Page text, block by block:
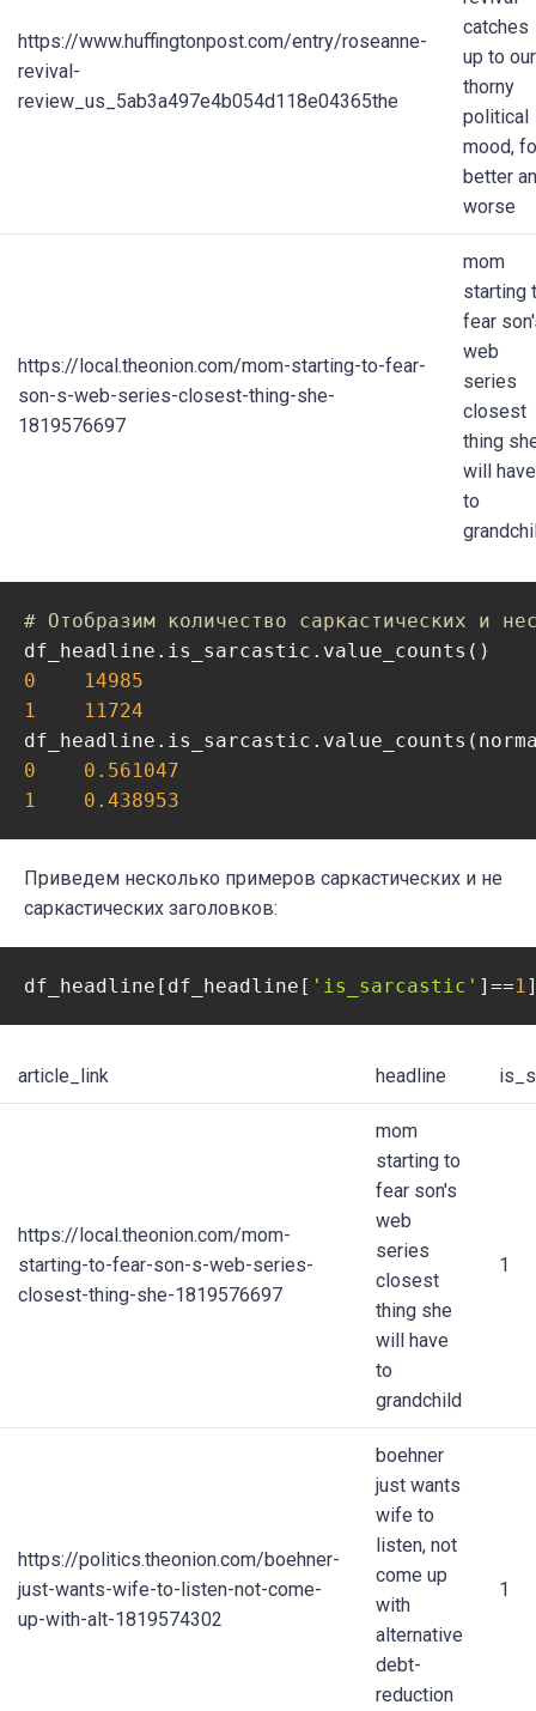
https://www.huffingtonpost.com/entry/roseanne-
revival-
review_us_5ab3a497e4b054d118e04365the
catches
up to our
thorny
political
mood,
better
worse
https://local.theonion.com/mom-starting-to-fear-
son-s-web-series-closest-thing-she-
1819576697
mom
starting
fear
web
series
closest
thing
will have
to
# Отобразим количество саркастических и
0
14985
1
11724
0
0.561047
1
0.438953
Приведем несколько примеров саркастических и не
саркастических заголовков:
df_headline[df_headline[ 'is_sarcastic' ]==1
article_link headline
https://local.theonion.com/mom-
starting-to-fear-son-s-web-series-
closest-thing-she-1819576697
mom
starting to
fear son's
web
series
closest
thing she
will have
to
grandchild
1
https://politics.theonion.com/boehner-
just-wants-wife-to-listen-not-come-
up-with-alt-1819574302
boehner
just wants
wife to
listen, not
come up
with
alternative
debt-
reduction
1